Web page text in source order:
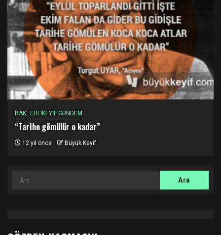
BAK EHLİKEYİF GÜNDEM
“Tarihe gömülür o kadar”
12 yıl önce Büyük Keyif
Arama: